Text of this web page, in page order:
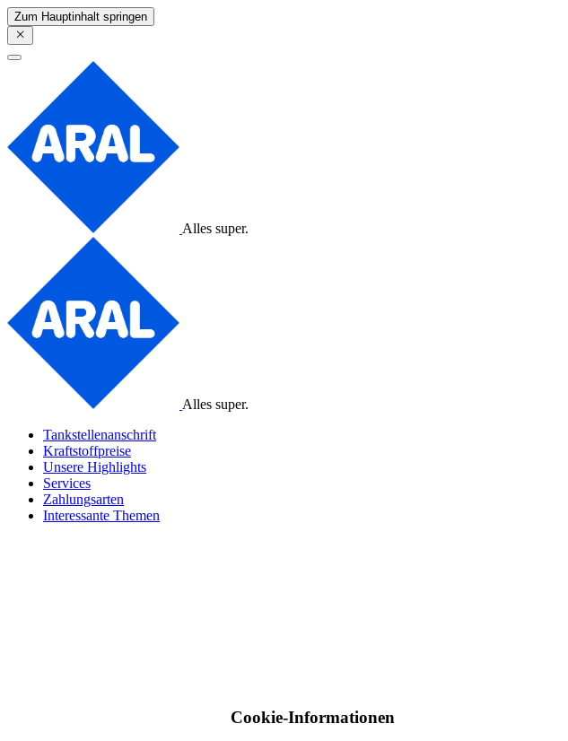
Zum Hauptinhalt springen
Alles super.
Alles super.
Tankstellenanschrift
Kraftstoffpreise
Unsere Highlights
Services
Zahlungsarten
Interessante Themen
Cookie-Informationen